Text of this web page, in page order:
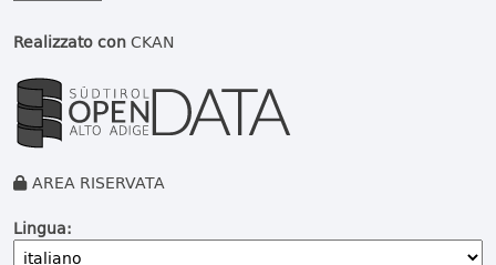
Realizzato conCKAN
AREA RISERVATA
Lingua